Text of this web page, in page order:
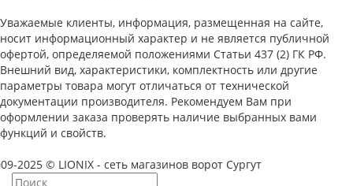
Уважаемые клиенты, информация, размещенная на сайте,
носит информационный характер и не является публичной
офертой, определяемой положениями Статьи 437 (2) ГК РФ.
Внешний вид, характеристики, комплектность или другие
параметры товара могут отличаться от технической
документации производителя. Рекомендуем Вам при
оформлении заказа проверять наличие выбранных вами
функций и свойств.
2025 © LIONIX - сеть магазинов ворот Сургут